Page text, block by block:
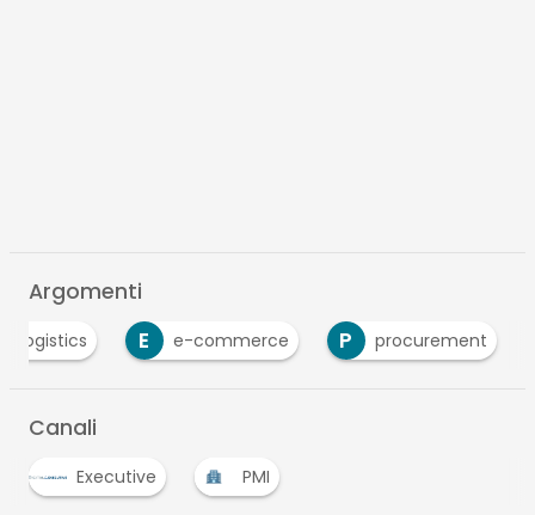
Argomenti
logistics E e-commerce P procurement
Canali
Executive PMI